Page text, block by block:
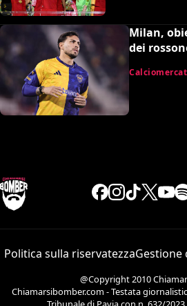
Milan,
dei
Politica sulla riservatezzaGestione
@Copyright 2010
Chiamarsibomber.com - Testata